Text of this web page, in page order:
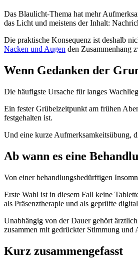
Das Blaulicht-Thema hat mehr
das Licht und meistens der Inhalt:
Die praktische Konsequenz ist deshalb
Nacken und Augen den Zusammenhang
Wenn Gedanken der
Die häufigste Ursache für langes
Ein fester Grübelzeitpunkt am frühen
festgehalten ist.
Und eine kurze Aufmerksamkeitsübung,
Ab wann es eine
Von einer behandlungsbedürftigen
Erste Wahl ist in diesem Fall keine
als Präsenztherapie und als geprüfte
Unabhängig von der Dauer gehört
zusammen mit gedrückter Stimmung und
Kurz zusammengefasst